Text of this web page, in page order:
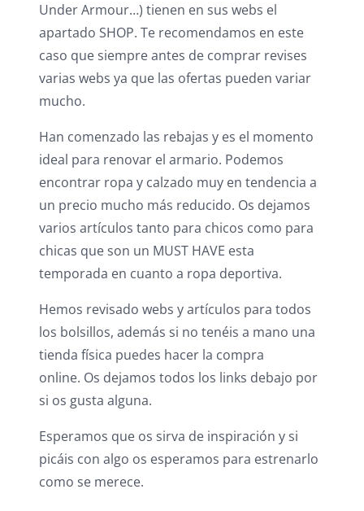
Under Armour…) tienen en sus webs el
apartado SHOP. Te recomendamos en este
caso que siempre antes de comprar revises
varias webs ya que las ofertas pueden variar
mucho.
Han comenzado las rebajas y es el momento
ideal para renovar el armario. Podemos
encontrar ropa y calzado muy en tendencia a
un precio mucho más reducido. Os dejamos
varios artículos tanto para chicos como para
chicas que son un MUST HAVE esta
temporada en cuanto a ropa deportiva.
Hemos revisado webs y artículos para todos
los bolsillos, además si no tenéis a mano una
tienda física puedes hacer la compra
online. Os dejamos todos los links debajo por
si os gusta alguna.
Esperamos que os sirva de inspiración y si
picáis con algo os esperamos para estrenarlo
como se merece.